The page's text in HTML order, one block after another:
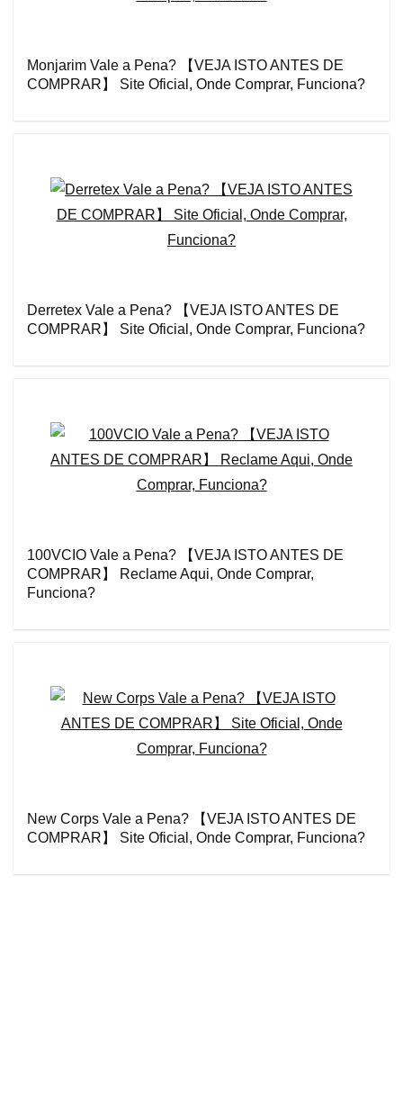
Monjarim Vale a Pena? 【VEJA ISTO ANTES DE
COMPRAR】 Site Oficial, Onde Comprar, Funciona?
Derretex Vale a Pena? 【VEJA ISTO ANTES DE
COMPRAR】 Site Oficial, Onde Comprar, Funciona?
100VCIO Vale a Pena? 【VEJA ISTO ANTES DE
COMPRAR】 Reclame Aqui, Onde Comprar,
Funciona?
New Corps Vale a Pena? 【VEJA ISTO ANTES DE
COMPRAR】 Site Oficial, Onde Comprar, Funciona?